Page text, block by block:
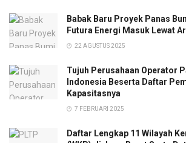
Babak Baru Proyek Panas
Futura Energi Masuk Lewat
22 AGUSTUS 2025
Tujuh Perusahaan Operator
Indonesia Beserta Daftar
Kapasitasnya
7 FEBRUARI 2025
Daftar Lengkap 11 Wilayah